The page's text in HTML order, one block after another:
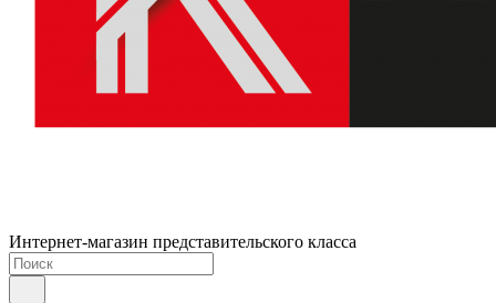
Интернет-магазин представительского класса